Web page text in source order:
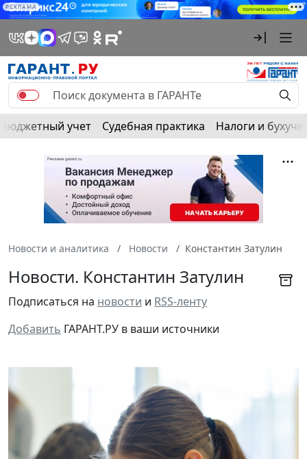
РЕКЛАМА
Бюджетный учет Судебная практика Налоги и
Новости и аналитика Новости Константин Затулин
Новости. Константин Затулин
Подписаться на новости и RSS-ленту
Добавить ГАРАНТ.РУ в ваши источники